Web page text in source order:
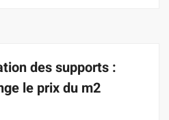
des supports :
le prix du m2